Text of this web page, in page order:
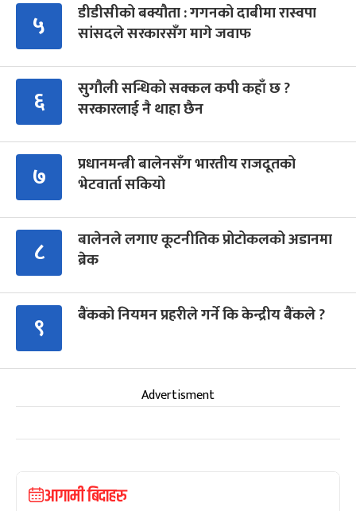
५
डीडीसीको बक्यौता : गगनको दाबीमा रास्वपा
सांसदले सरकारसँग मागे जवाफ
६
सुगौली सन्धिको सक्कल कपी कहाँ छ ?
सरकारलाई नै थाहा छैन
७
प्रधानमन्त्री बालेनसँग भारतीय राजदूतको
भेटवार्ता सकियो
८
बालेनले लगाए कूटनीतिक प्रोटोकलको अडानमा
ब्रेक
९ बैंकको नियमन प्रहरीले गर्ने कि केन्द्रीय बैंकले ?
Advertisment
आगामी बिदाहरु